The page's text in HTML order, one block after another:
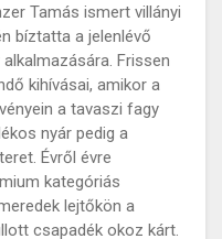
Tamás ismert villányi
bíztatta a jelenlévő
Frissen
kihívásai, amikor a
a tavaszi fagy
nyár pedig a
Évről évre
kategóriás
lejtőkön a
csapadék okoz kárt.